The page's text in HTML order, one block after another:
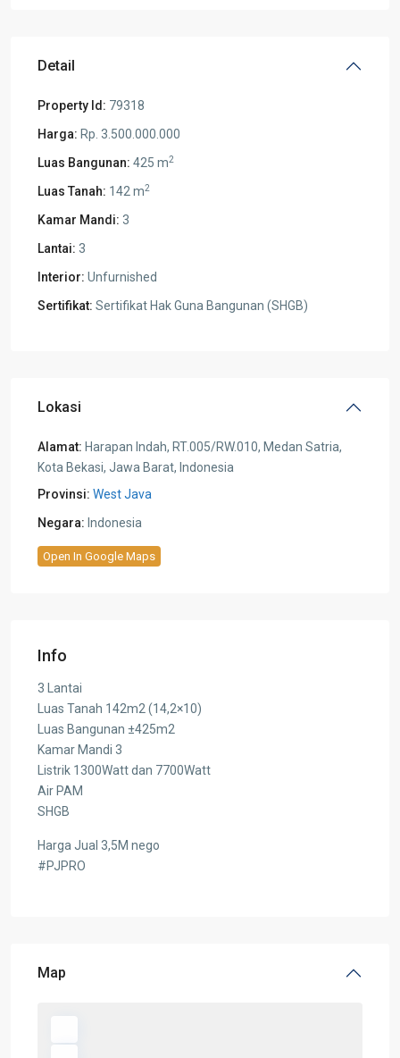
Detail
Property Id: 79318
Harga: Rp. 3.500.000.000
Luas Bangunan: 425 m2
Luas Tanah: 142 m2
Kamar Mandi: 3
Lantai: 3
Interior: Unfurnished
Sertifikat: Sertifikat Hak Guna Bangunan (SHGB)
Lokasi
Alamat: Harapan Indah, RT.005/RW.010, Medan Satria,
Kota Bekasi, Jawa Barat, Indonesia
Provinsi: West Java
Negara: Indonesia
Open In Google Maps
Info
3 Lantai
Luas Tanah 142m2 (14,2×10)
Luas Bangunan ±425m2
Kamar Mandi 3
Listrik 1300Watt dan 7700Watt
Air PAM
SHGB
Harga Jual 3,5M nego
#PJPRO
Map